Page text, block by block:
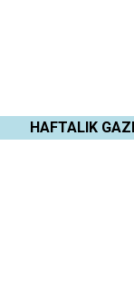
HAFTALIK